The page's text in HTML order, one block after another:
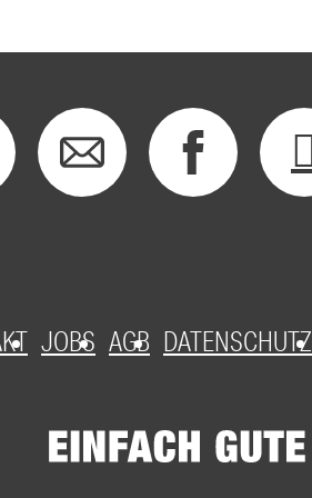
JOBS AGB DATENSCHUTZ